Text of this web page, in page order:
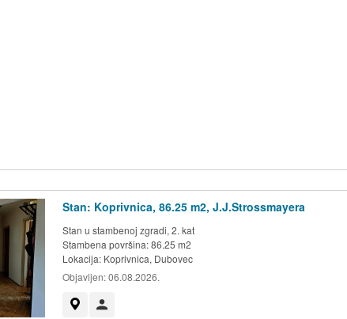
Stan: Koprivnica, 86.25 m2, J.J.Strossmayera
Stan u stambenoj zgradi, 2. kat
Stambena površina: 86.25 m2
Lokacija: Koprivnica, Dubovec
Objavljen:06.08.2026.